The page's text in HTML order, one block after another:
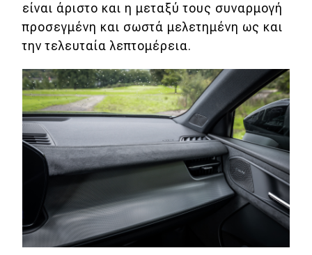
είναι άριστο και η μεταξύ τους συναρμογή
προσεγμένη και σωστά μελετημένη ως και
την τελευταία λεπτομέρεια.